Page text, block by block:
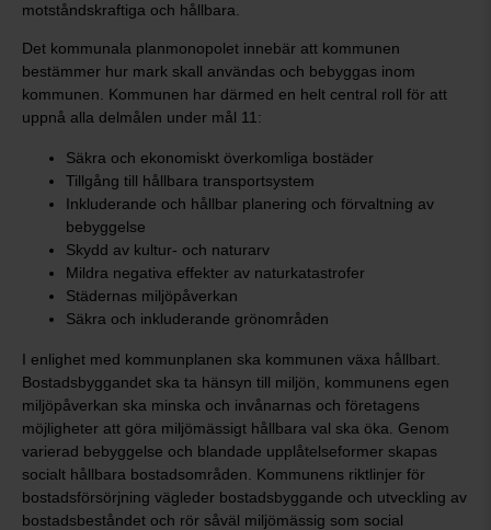
motståndskraftiga och hållbara.
Det kommunala planmonopolet innebär att kommunen
bestämmer hur mark skall användas och bebyggas inom
kommunen. Kommunen har därmed en helt central roll för att
uppnå alla delmålen under mål 11:
Säkra och ekonomiskt överkomliga bostäder
Tillgång till hållbara transportsystem
Inkluderande och hållbar planering och förvaltning av
bebyggelse
Skydd av kultur- och naturarv
Mildra negativa effekter av naturkatastrofer
Städernas miljöpåverkan
Säkra och inkluderande grönområden
I enlighet med kommunplanen ska kommunen växa hållbart.
Bostadsbyggandet ska ta hänsyn till miljön, kommunens egen
miljöpåverkan ska minska och invånarnas och företagens
möjligheter att göra miljömässigt hållbara val ska öka. Genom
varierad bebyggelse och blandade upplåtelseformer skapas
socialt hållbara bostadsområden. Kommunens riktlinjer för
bostadsförsörjning vägleder bostadsbyggande och utveckling av
bostadsbeståndet och rör såväl miljömässig som social